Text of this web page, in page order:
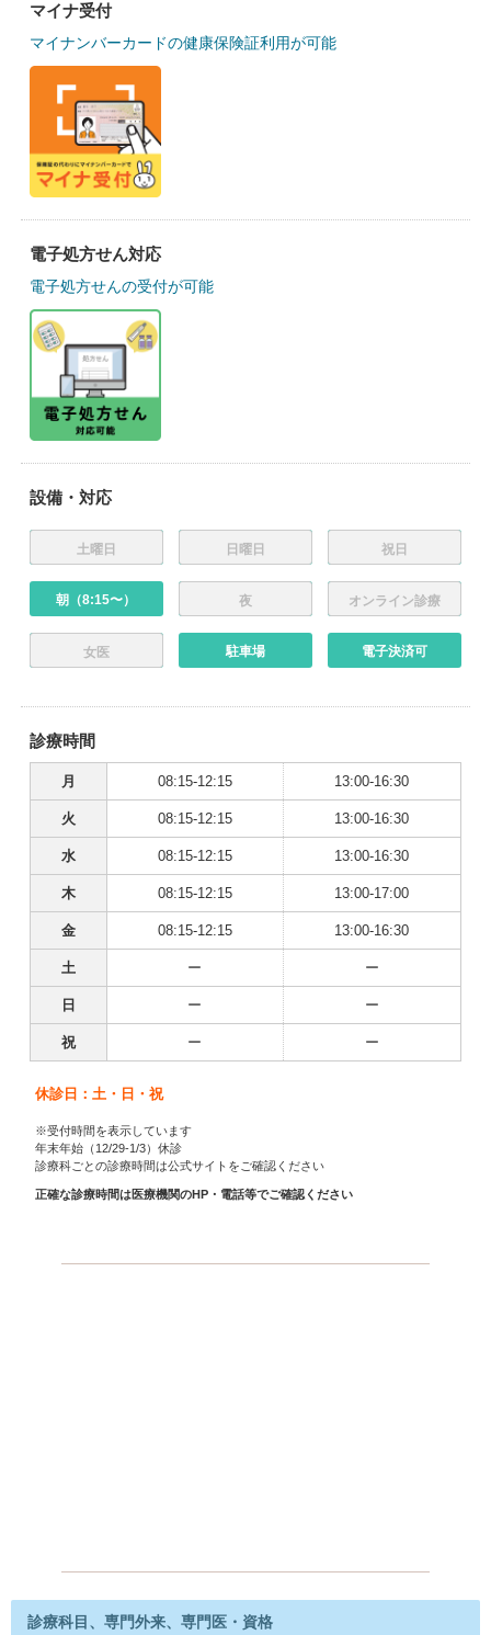
マイナ受付
マイナンバーカードの健康保険証利用が可能
電子処方せん対応
電子処方せんの受付が可能
設備・対応
土曜日 日曜日 祝日
朝（8:15〜） 夜 オンライン診療
女医 駐車場 電子決済可
診療時間
月 08:15-12:15 13:00-16:30
火 08:15-12:15 13:00-16:30
水 08:15-12:15 13:00-16:30
木 08:15-12:15 13:00-17:00
金 08:15-12:15 13:00-16:30
土 ー ー
日 ー ー
祝 ー ー
休診日：土・日・祝
※受付時間を表示しています
年末年始（12/29-1/3）休診
診療科ごとの診療時間は公式サイトをご確認ください
正確な診療時間は医療機関のHP・電話等でご確認ください
診療科目、専門外来、専門医・資格